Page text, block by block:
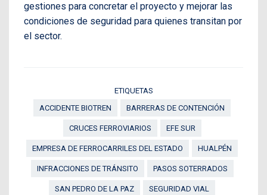
gestiones para concretar el proyecto y mejorar las
condiciones de seguridad para quienes transitan por
el sector.
ETIQUETAS
ACCIDENTE BIOTREN
BARRERAS DE CONTENCIÓN
CRUCES FERROVIARIOS EFE SUR
EMPRESA DE FERROCARRILES DEL ESTADO HUALPÉN
INFRACCIONES DE TRÁNSITO PASOS SOTERRADOS
SAN PEDRO DE LA PAZ SEGURIDAD VIAL